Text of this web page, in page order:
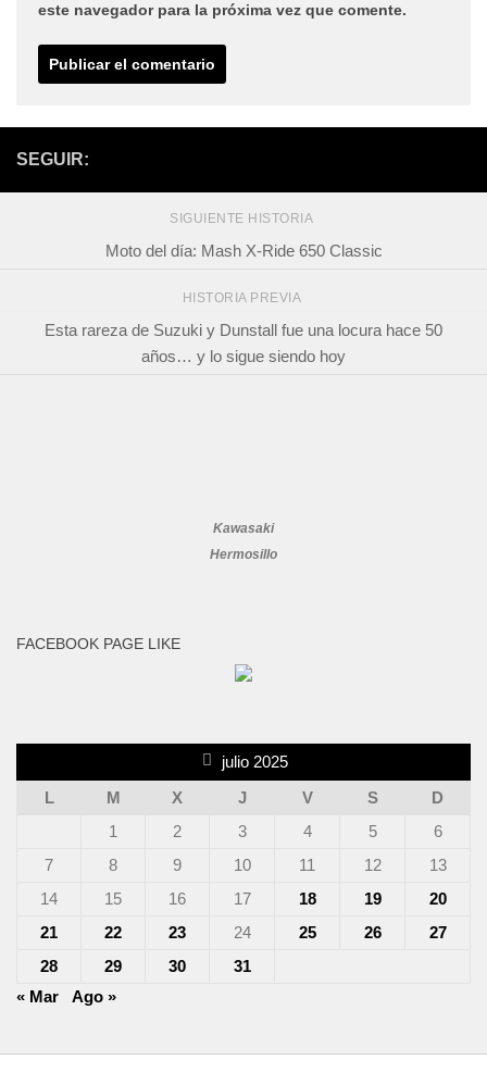
este navegador para la próxima vez que comente.
SEGUIR:
SIGUIENTE HISTORIA
Moto del día: Mash X-Ride 650 Classic
HISTORIA PREVIA
Esta rareza de Suzuki y Dunstall fue una locura hace 50
años… y lo sigue siendo hoy
Kawasaki
Hermosillo
FACEBOOK PAGE LIKE
julio 2025
L
M X J V S
D
1
2 3 4 5
6
7
8 9 10 11 12
13
14
15 16 17 18 19
20
21
22 23 24 25 26
27
28
29 30
31
« Mar
Ago »